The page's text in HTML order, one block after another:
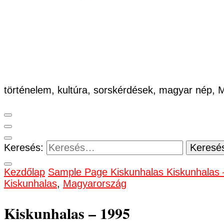
történelem, kultúra, sorskérdések, magyar nép,
Keresés:
Kezdőlap Sample Page Kiskunhalas Kiskunhalas
Kiskunhalas, Magyarország
Kiskunhalas – 1995